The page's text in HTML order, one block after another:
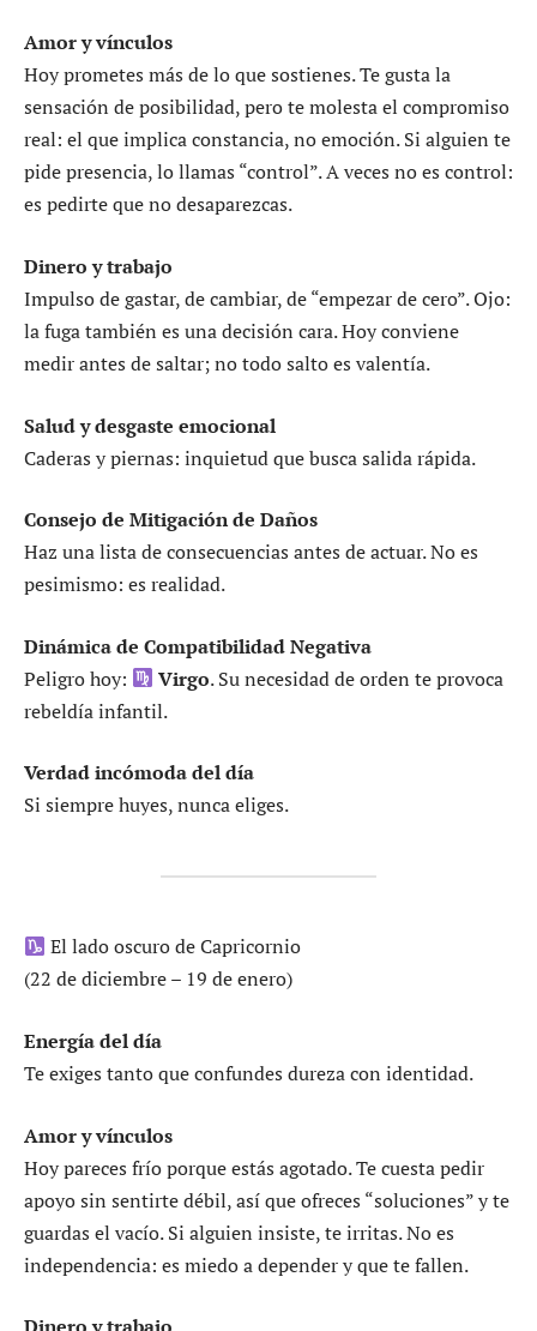
Amor y vínculos
Hoy prometes más de lo que sostienes. Te gusta la
sensación de posibilidad, pero te molesta el compromiso
real: el que implica constancia, no emoción. Si alguien te
pide presencia, lo llamas “control”. A veces no es control:
es pedirte que no desaparezcas.
Dinero y trabajo
Impulso de gastar, de cambiar, de “empezar de cero”. Ojo:
la fuga también es una decisión cara. Hoy conviene
medir antes de saltar; no todo salto es valentía.
Salud y desgaste emocional
Caderas y piernas: inquietud que busca salida rápida.
Consejo de Mitigación de Daños
Haz una lista de consecuencias antes de actuar. No es
pesimismo: es realidad.
Dinámica de Compatibilidad Negativa
Peligro hoy:
Virgo. Su necesidad de orden te provoca
rebeldía infantil.
Verdad incómoda del día
Si siempre huyes, nunca eliges.
El lado oscuro de Capricornio
(22 de diciembre – 19 de enero)
Energía del día
Te exiges tanto que confundes dureza con identidad.
Amor y vínculos
Hoy pareces frío porque estás agotado. Te cuesta pedir
apoyo sin sentirte débil, así que ofreces “soluciones” y te
guardas el vacío. Si alguien insiste, te irritas. No es
independencia: es miedo a depender y que te fallen.